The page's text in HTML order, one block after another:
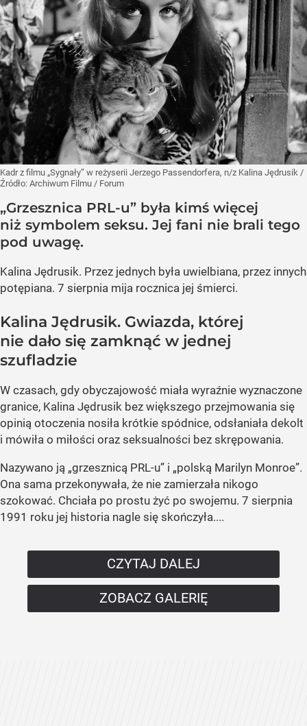
Kadr z filmu „Sygnały” w reżyserii Jerzego Passendorfera, n/z Kalina Jędrusik /
Źródło: Archiwum Filmu / Forum
„Grzesznica PRL-u” była kimś więcej
niż symbolem seksu. Jej fani nie brali tego
pod uwagę.
Kalina Jędrusik. Przez jednych była uwielbiana, przez innych
potępiana. 7 sierpnia mija rocznica jej śmierci.
Kalina Jędrusik. Gwiazda, której
nie dało się zamknąć w jednej
szufladzie
W czasach, gdy obyczajowość miała wyraźnie wyznaczone
granice, Kalina Jędrusik bez większego przejmowania się
opinią otoczenia nosiła krótkie spódnice, odsłaniała dekolt
i mówiła o miłości oraz seksualności bez skrępowania.
Nazywano ją „grzesznicą PRL-u” i „polską Marilyn Monroe”.
Ona sama przekonywała, że nie zamierzała nikogo
szokować. Chciała po prostu żyć po swojemu. 7 sierpnia
1991 roku jej historia nagle się skończyła....
CZYTAJ DALEJ
ZOBACZ GALERIĘ